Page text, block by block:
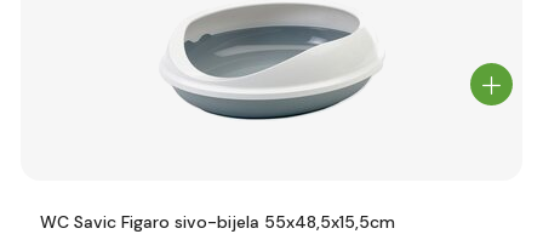
WC Savic Figaro sivo-bijela 55x48,5x15,5cm